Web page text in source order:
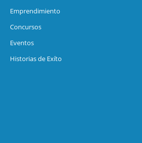
Emprendimiento
Concursos
Eventos
Historias de Exíto